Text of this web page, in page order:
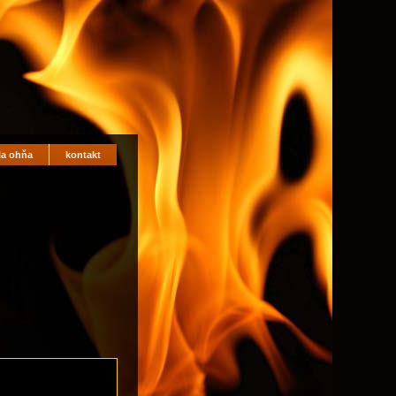
ohňa kontakt